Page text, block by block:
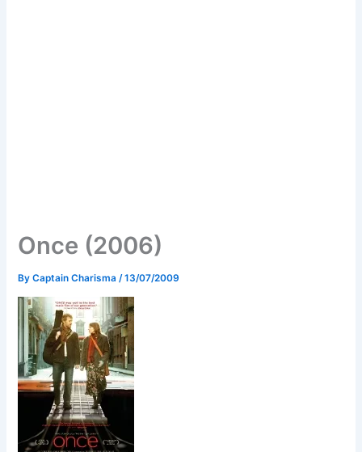
Once (2006)
ByCaptain Charisma /13/07/2009